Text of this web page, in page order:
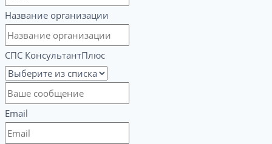
Название организации
СПС КонсультантПлюс
Email